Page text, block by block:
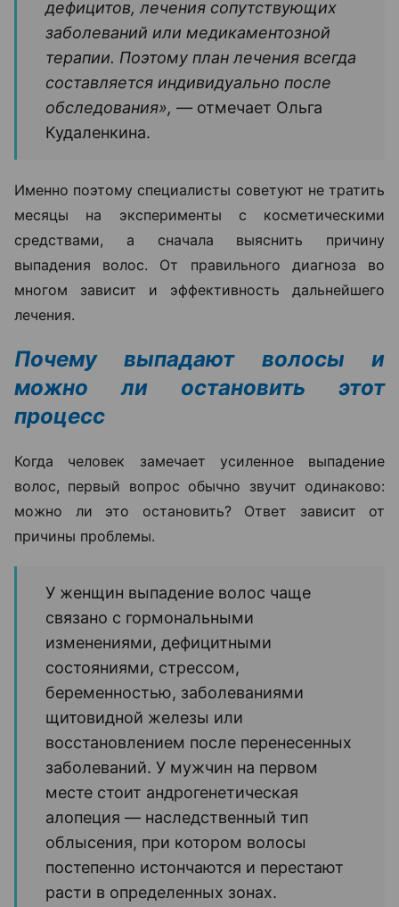
дефицитов, лечения сопутствующих
заболеваний или медикаментозной
терапии. Поэтому план лечения всегда
составляется индивидуально после
обследования», — отмечает Ольга
Кудаленкина.
Именно поэтому специалисты советуют не тратить
месяцы на эксперименты с косметическими
средствами, а сначала выяснить причину
выпадения волос. От правильного диагноза во
многом зависит и эффективность дальнейшего
лечения.
Почему выпадают волосы и
можно ли остановить этот
процесс
Когда человек замечает усиленное выпадение
волос, первый вопрос обычно звучит одинаково:
можно ли это остановить? Ответ зависит от
причины проблемы.
У женщин выпадение волос чаще
связано с гормональными
изменениями, дефицитными
состояниями, стрессом,
беременностью, заболеваниями
щитовидной железы или
восстановлением после перенесенных
заболеваний. У мужчин на первом
месте стоит андрогенетическая
алопеция — наследственный тип
облысения, при котором волосы
постепенно истончаются и перестают
расти в определенных зонах.